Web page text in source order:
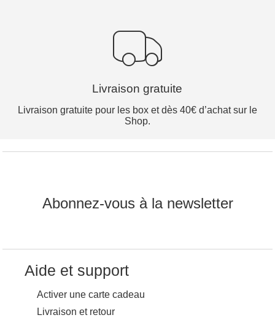
Livraison gratuite
Livraison gratuite pour les box et dès 40€ d’achat sur le
Shop.
Abonnez-vous à la newsletter
Aide et support
Activer une carte cadeau
Livraison et retour